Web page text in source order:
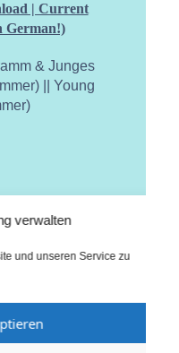
verwalten
und unseren Service zu
| Current
German!)
& Junges
|| Young